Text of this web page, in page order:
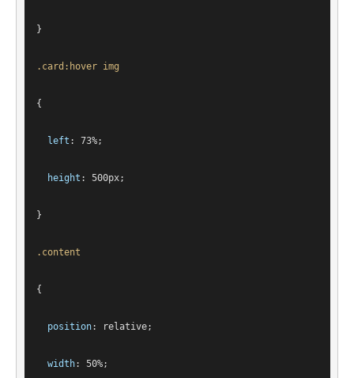
}
.card :hover img
{
left : 73%;
height : 500px;
}
.content
{
position: relative;
width: 50%;